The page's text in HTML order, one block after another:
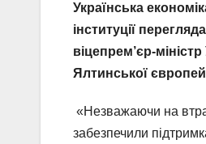
Українська
інституції
віцепрем’єр-
Ялтинської
«Незважаючи на
забезпечили